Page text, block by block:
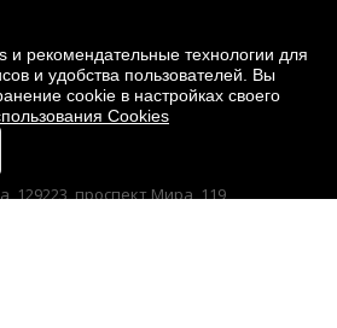
кино
Министерства культуры РФ
129223, проспект Мира, 119,
и рекомендательные технологии для
и удобства пользователей. Вы
cookie в настройках своего
Cookies